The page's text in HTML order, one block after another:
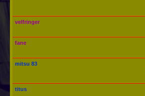
velfringer
fane
mitsu 83
titus